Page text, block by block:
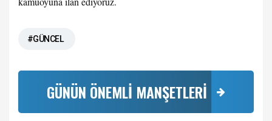
#GÜNCEL
GÜNÜN ÖNEMLİ MANŞETLERİ